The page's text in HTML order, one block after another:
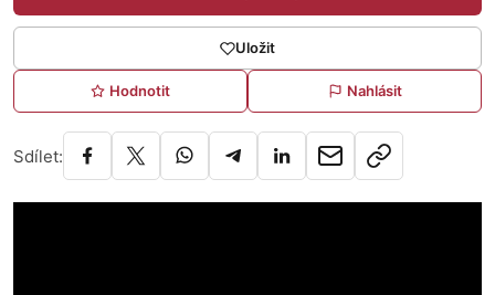
Uložit
Hodnotit Nahlásit
Sdílet: